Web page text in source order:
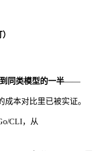
同类模型的一半——
本对比里已被实证。
CLI，从